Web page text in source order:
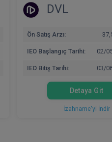
DVL
Ön Satış Arzı:
IEO Başlangıç Tarihi: 02/
IEO Bitiş Tarihi: 03/
Detaya Git
İzahname'yi İndir